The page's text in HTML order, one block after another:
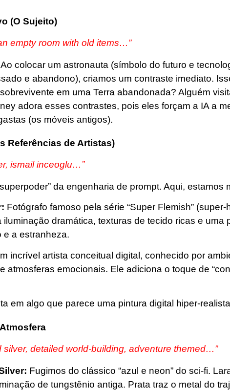
(O Sujeito)
empty room with old items…”
colocar um astronauta (símbolo do futuro e
e abandono), criamos um contraste imediato.
em uma Terra abandonada? Alguém
adora esses contrastes, pois eles forçam a IA a
(os móveis antigos).
Referências de Artistas)
ismail inceoglu…”
da engenharia de prompt. Aqui, estamos
Fotógrafo famoso pela série “Super Flemish”
iluminação dramática, texturas de tecido ricas e uma
e a estranheza.
incrível artista conceitual digital, conhecido por
atmosferas emocionais. Ele adiciona o toque de
em algo que parece uma pintura digital hiper-
detailed world-building, adventure themed…”
Fugimos do clássico “azul e neon” do sci-fi.
de tungstênio antiga. Prata traz o metal do